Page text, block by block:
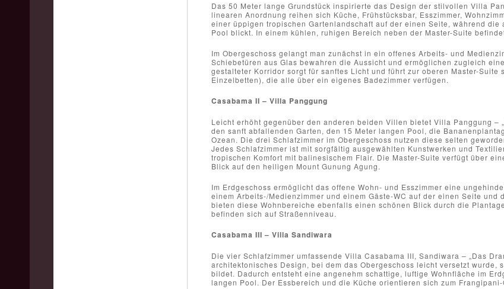
Das 50 Meter lange Grundstück inspirierte das Design der stilvollen Villa
linearen Anordnung reihen sich Küche, Frühstücksbar, Esszimmer,
einer üppigen tropischen Gartenlandschaft auf der einen Seite, während
Pool blickt. In einem kühlen, ruhigen Bereich neben der Master-Suite
Im Obergeschoss gelangt man zunächst in ein offenes Arbeits- und
Schiebetüren aus Glas bewahren die Aussicht und ermöglichen zugleich
gestalteter Korridor sorgt für sanftes Licht und führt zur oberen Master-Suite
Einzelbetten), die alle über ein eigenes Badezimmer verfügen.
Casabama II – Villa Panggung
Leicht erhöht gegenüber den anderen beiden Villen bietet Villa Panggung –
den sanft abfallenden Garten, den 15 Meter langen Pool, die
Ozean. Die drei Schlafzimmer im Obergeschoss nutzen diese selten
Jedes Schlafzimmer ist mit sorgfältig ausgewählten Kunstwerken und
tropischen Komfort mit balinesischem Flair. Die Master-Suite verfügt über
Blick auf den heiligen Mount Gunung Agung.
Im Erdgeschoss ermöglicht das offene Wohn- und Esszimmer eine
einem Arbeits-/Medienzimmer und einem Gäste-WC auf der einen Seite
bieten diese Wohnbereiche ebenfalls einen schönen Blick durch die
befinden sich auf Straßenniveau.
Casabama III – Villa Sandiwara
Die vier Schlafzimmer umfassende Villa Casabama III, Sandiwara – „Das
architektonisches Design, bei dem das Obergeschoss leicht versetzt wurde,
bildet. Dadurch entsteht eine angenehm schattige, luftige Wohnfläche im
langen Pool. Der Essbereich und die Küche orientieren sich zum